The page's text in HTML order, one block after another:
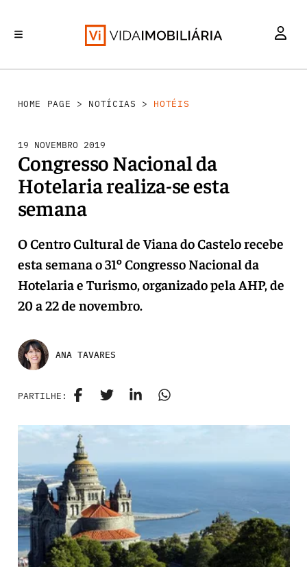
HOME PAGE > NOTÍCIAS > HOTÉIS
19 NOVEMBRO 2019
Congresso Nacional da
Hotelaria realiza-se esta
semana
O Centro Cultural de Viana do Castelo recebe
esta semana o 31º Congresso Nacional da
Hotelaria e Turismo, organizado pela AHP, de
20 a 22 de novembro.
ANA TAVARES
PARTILHE: